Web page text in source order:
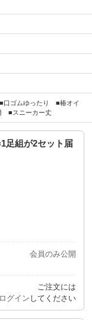
ゴムゆったり ■椿オイ
■スニーカー丈
組が2セット届
会員のみ公開
ご注文には
ログイン してください